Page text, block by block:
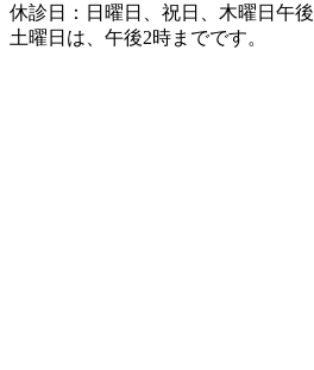
休診日：日曜日、祝日、木曜日午後
土曜日は、午後2時までです。